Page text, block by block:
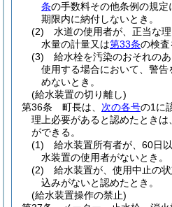
条の手数料その他条例の規
期限内に納付しないとき。
(2)
水道の使用者が、正当な理
水量の計量又は第33条の検査
(3)
給水栓を汚染のおそれの
使用する場合において、警
めないとき。
(給水装置の切り離し)
第36条
町長は、 次の各号の1に
理上必要があると認めたときは
ができる。
(1)
給水装置所有者が、60日
水装置の使用者がないとき。
(2)
給水装置が、使用中止の
込みがないと認めたとき。
(給水装置操作の禁止)